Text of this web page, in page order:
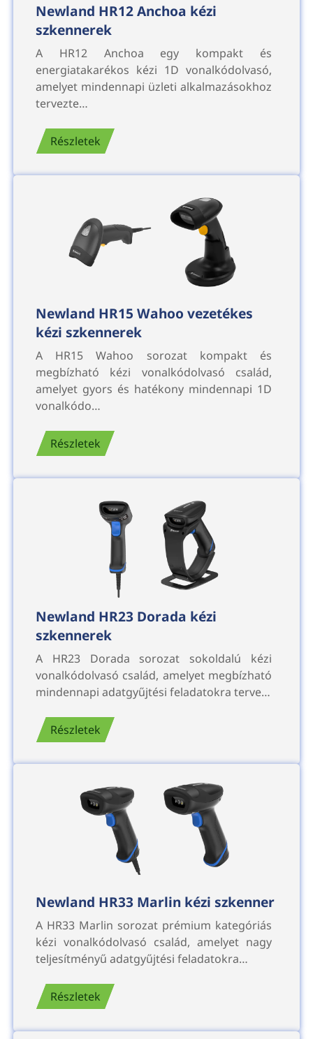
Newland HR12 Anchoa kézi
szkennerek
A HR12 Anchoa egy kompakt és
energiatakarékos kézi 1D vonalkódolvasó,
amelyet mindennapi üzleti alkalmazásokhoz
tervezte…
Részletek
Newland HR15 Wahoo vezetékes
kézi szkennerek
A HR15 Wahoo sorozat kompakt és
megbízható kézi vonalkódolvasó család,
amelyet gyors és hatékony mindennapi 1D
vonalkódo…
Részletek
Newland HR23 Dorada kézi
szkennerek
A HR23 Dorada sorozat sokoldalú kézi
vonalkódolvasó család, amelyet megbízható
mindennapi adatgyűjtési feladatokra terve…
Részletek
Newland HR33 Marlin kézi szkenner
A HR33 Marlin sorozat prémium kategóriás
kézi vonalkódolvasó család, amelyet nagy
teljesítményű adatgyűjtési feladatokra…
Részletek